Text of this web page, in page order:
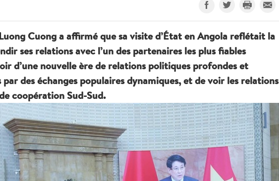
Cuong a affirmé que sa visite d’État en Angola reflétait la
ses relations avec l’un des partenaires les plus fiables
d’une nouvelle ère de relations politiques profondes et
des échanges populaires dynamiques, et de voir les relations
coopération Sud-Sud.